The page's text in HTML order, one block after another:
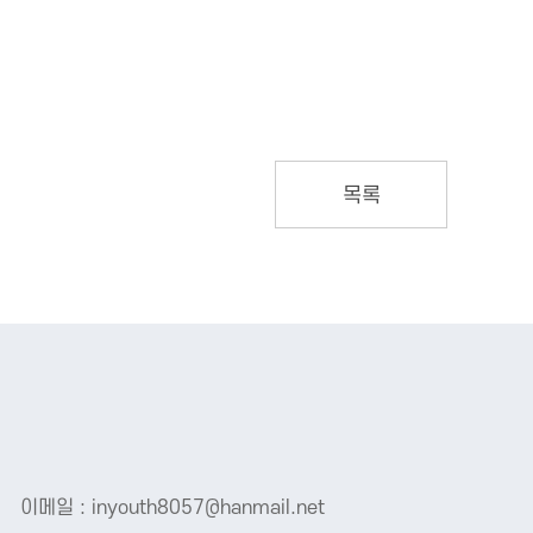
목록
이메일 : inyouth8057@hanmail.net